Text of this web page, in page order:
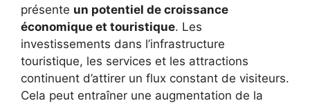
présente un potentiel de croissance
économique et touristique. Les
investissements dans l’infrastructure
touristique, les services et les attractions
continuent d’attirer un flux constant de visiteurs.
Cela peut entraîner une augmentation de la